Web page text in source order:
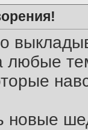
любые
новые